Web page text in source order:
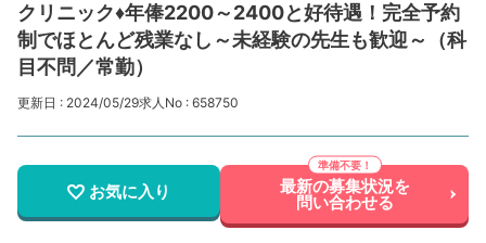
クリニック♦年俸2200～2400と好待遇！完全予約
制でほとんど残業なし～未経験の先生も歓迎～（科
目不問／常勤）
更新日 : 2024/05/29求人No : 658750
お気に入り 最新の募集状況を
問い合わせる